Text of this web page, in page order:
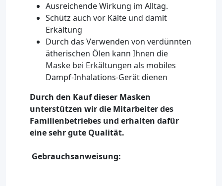
Ausreichende Wirkung im Alltag.
Schütz auch vor Kälte und damit
Erkältung
Durch das Verwenden von verdünnten
ätherischen Ölen kann Ihnen die
Maske bei Erkältungen als mobiles
Dampf-Inhalations-Gerät dienen
Durch den Kauf dieser Masken
unterstützen wir die Mitarbeiter des
Familienbetriebes und erhalten dafür
eine sehr gute Qualität.
Gebrauchsanweisung: